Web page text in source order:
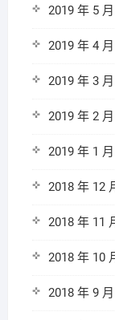
2019 年 5 月
2019 年 4 月
2019 年 3 月
2019 年 2 月
2019 年 1 月
2018 年 12
2018 年 11
2018 年 10
2018 年 9 月